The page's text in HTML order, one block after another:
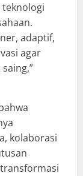
adaptif,
agar
kolaborasi